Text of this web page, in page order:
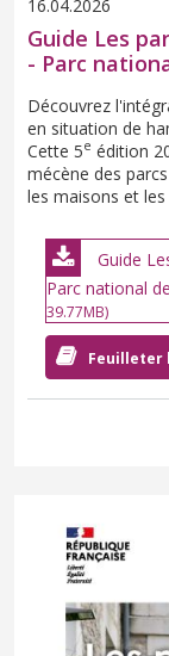
16.04.2026
Guide Les
- Parc
Découvrez
en situation de
Cette 5e édition
mécène des
les maisons et
Guide
Parc national
39.77MB)
Feuilleter